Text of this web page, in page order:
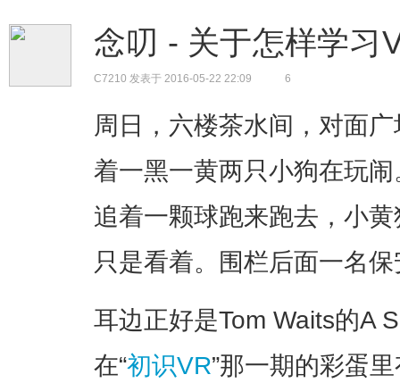
念叨 - 关于怎样学习
C7210 发表于 2016-05-22 22:09 6
周日，六楼茶水间，对面
着一黑一黄两只小狗在玩
追着一颗球跑来跑去，小
只是看着。围栏后面一名
耳边正好是Tom Waits的A
在“初识VR”那一期的彩蛋